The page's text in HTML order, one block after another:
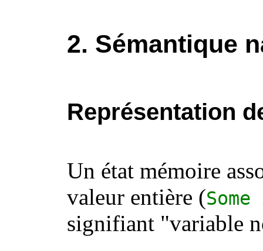
2. Sémantique
Représentation
Un état mémoire
valeur entière (Some
signifiant "variable